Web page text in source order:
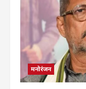
मनोरंजन